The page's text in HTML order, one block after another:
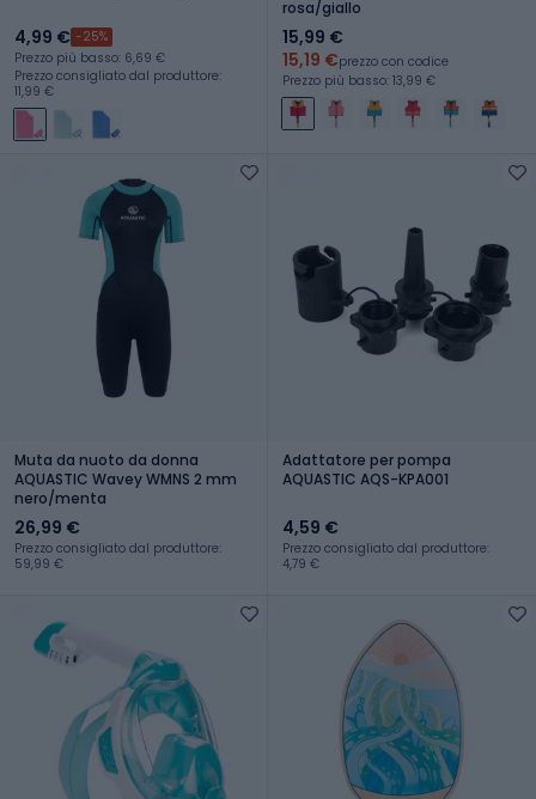
4,99 € -25%
Prezzo più basso: 6,69 €
Prezzo consigliato dal produttore:
11,99 €
rosa/giallo
15,99 €
15,19 €prezzo con codice
Prezzo più basso: 13,99 €
Muta da nuoto da donna
AQUASTIC Wavey WMNS 2 mm
nero/menta
26,99 €
Prezzo consigliato dal produttore:
59,99 €
Adattatore per pompa
AQUASTIC AQS-KPA001
4,59 €
Prezzo consigliato dal produttore:
4,79 €